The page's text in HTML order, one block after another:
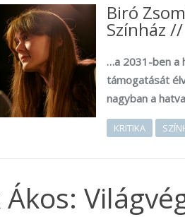
Biró
Színház //
…a 2031-ben a
támogatását
nagyban a
KRITIKA